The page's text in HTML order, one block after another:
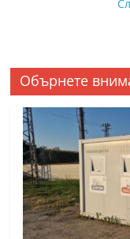
Обърнете